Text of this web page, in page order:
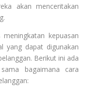
akan menceritakan
kepuasan
yang dapat digunakan
Berikut ini ada
bagaimana cara